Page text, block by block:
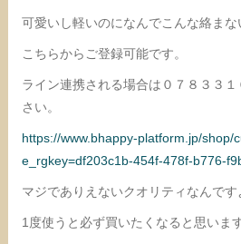
可愛いし軽いのになんでこんな絡まな
こちらからご登録可能です。
ライン連携される場合は０７８３３
さい。
https://www.bhappy-platform.jp/shop/
e_rgkey=df203c1b-454f-478f-b776-
マジでありえないクオリティなんです
1度使うと必ず買いたくなると思います